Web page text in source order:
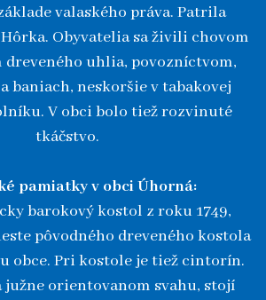
valaského práva. Patrila
Obyvatelia sa živili chovom
dreveného uhlia, povozníctvom,
baniach, neskoršie v tabakovej
V obci bolo tiež rozvinuté
tkáčstvo.
pamiatky v obci Úhorná:
barokový kostol z roku 1749,
pôvodného dreveného kostola
obce. Pri kostole je tiež cintorín.
južne orientovanom svahu, stojí